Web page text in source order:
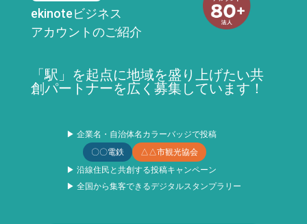
ekinoteビジネス
アカウントのご紹介
「駅」を起点に地域を盛り上げたい共
創パートナーを広く募集しています！
▶ 企業名・自治体名カラーバッジで投稿
〇〇電鉄
△△市観光協会
▶ 沿線住民と共創する投稿キャンペーン
▶ 全国から集客できるデジタルスタンプラリー